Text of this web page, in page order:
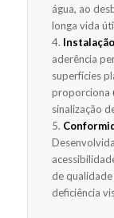
água, ao
longa vida
aderência
superfícies
proporciona
sinalização
de
deficiência